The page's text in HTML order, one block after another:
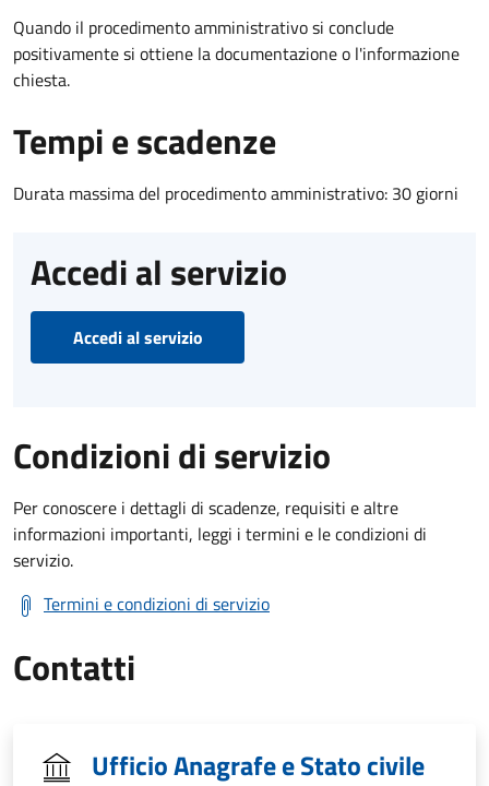
Quando il procedimento amministrativo si conclude
positivamente si ottiene la documentazione o l'informazione
chiesta.
Tempi e scadenze
Durata massima del procedimento amministrativo: 30 giorni
Accedi al servizio
Accedi al servizio
Condizioni di servizio
Per conoscere i dettagli di scadenze, requisiti e altre
informazioni importanti, leggi i termini e le condizioni di
servizio.
Termini e condizioni di servizio
Contatti
Ufficio Anagrafe e Stato civile